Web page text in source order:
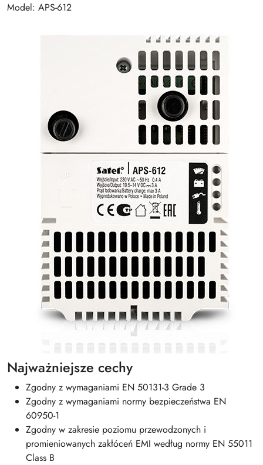
Model: APS-612
Najważniejsze cechy
Zgodny z wymaganiami EN 50131-3 Grade 3
Zgodny z wymaganiami normy bezpieczeństwa EN
60950-1
Zgodny w zakresie poziomu przewodzonych i
promieniowanych zakłóceń EMI według normy EN 55011
Class B